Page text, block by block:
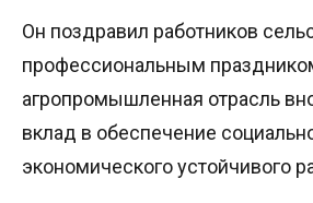
Он поздравил работников
профессиональным
агропромышленная отрасль
вклад в обеспечение
экономического устойчивого